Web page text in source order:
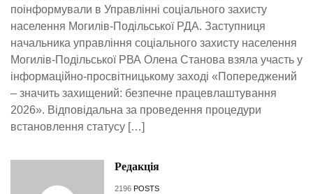
поінформували в Управлінні соціального захисту
населення Могилів-Подільської РДА. Заступниця
начальника управління соціального захисту населення
Могилів-Подільської РВА Олена Станова взяла участь у
інформаційно-просвітницькому заході «Попереджений
– значить захищений: безпечне працевлаштування
2026». Відповідальна за проведення процедури
встановлення статусу […]
Редакція
2196 POSTS